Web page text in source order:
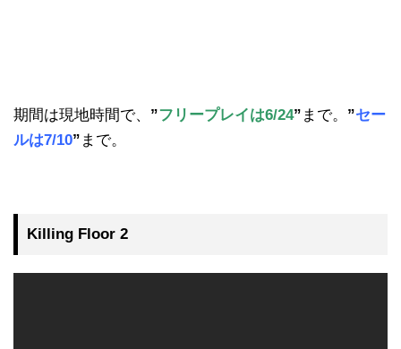
期間は現地時間で、 ”フリープレイは6/24” まで。 ”セー
ルは7/10” まで。
Killing Floor 2